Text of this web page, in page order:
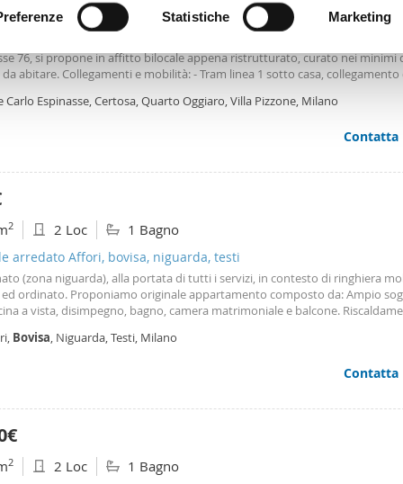
scansionandolo attivamente alla ricerca di caratteristiche
elaborati i tuoi dati personali e imposta le tue preferenze
il tuo consenso in qualsiasi momento dalla Dichiarazione
Condividiamo inoltre informazioni sul modo in cui utilizza il
di analisi dei dati web, pubblicità e social media, i quali
che ha fornito loro o che hanno raccolto dal suo utilizzo
Statistiche Marketing
arredato Certosa, quarto oggiaro, villa pizzone
76, si propone in affitto bilocale appena ristrutturato, curato nei minimi
abitare. Collegamenti e mobilità: - Tram linea 1 sotto casa,
Certosa
Carlo Espinasse, Certosa, Quarto Oggiaro, Villa Pizzone, Milano
Contatta
2 2 Loc 1 Bagno
arredato Affori, bovisa, niguarda, testi
(zona niguarda), alla portata di tutti i servizi, in contesto di ringhiera
ordinato. Proponiamo originale appartamento composto da: Ampio
a vista, disimpegno, bagno, camera matrimoniale e balcone.
ed accogliente. Mezzi di trasporto immediata vicinanza: mm ca' granda
di autobus per Bicocca mm5 lilla. Bus stazione centrale. Richiesta canone
in particolare modo per condivisioni di studenti giovani lavoratori.
informazioni e i dati qui riportati hanno valore puramente indicativo e
elemento contrattuale. Planimetria e dati relativi ai metri
non essere precisi e differire pertanto dalla realtà"
Bovisa, Niguarda, Testi, Milano
Contatta
2 2 Loc 1 Bagno